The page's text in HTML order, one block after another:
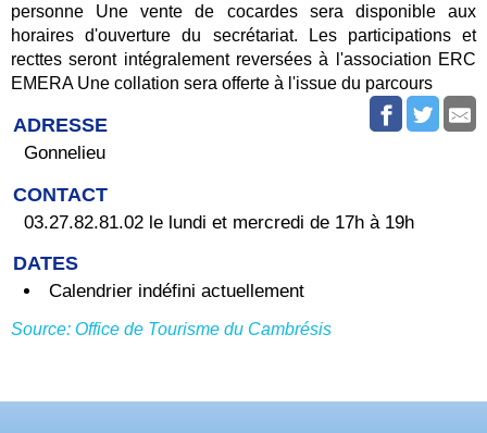
personne Une vente de cocardes sera disponible aux
horaires d'ouverture du secrétariat. Les participations et
recttes seront intégralement reversées à l'association ERC
EMERA Une collation sera offerte à l'issue du parcours
ADRESSE
Gonnelieu
CONTACT
03.27.82.81.02 le lundi et mercredi de 17h à 19h
DATES
Calendrier indéfini actuellement
Source: Office de Tourisme du Cambrésis